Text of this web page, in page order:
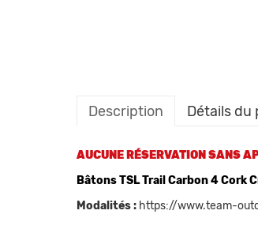
Description Détails du
AUCUNE RÉSERVATION SANS
Bâtons TSL Trail Carbon 4 Cork
Modalités : https://www.team-